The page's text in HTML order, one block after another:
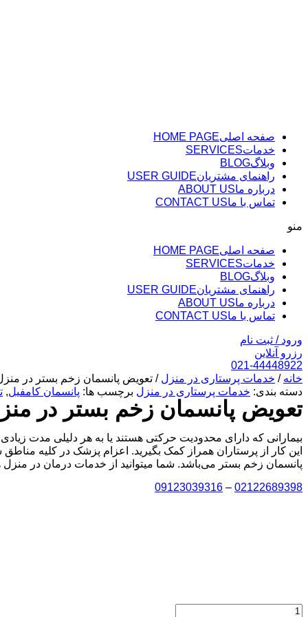
صفحه اصلیHOME PAGE
خدماتSERVICES
وبلاگBLOG
راهنمای مشتریانUSER GUIDE
درباره ماABOUT US
تماس با ماCONTACT US
منو
صفحه اصلیHOME PAGE
خدماتSERVICES
وبلاگBLOG
راهنمای مشتریانUSER GUIDE
درباره ماABOUT US
تماس با ماCONTACT US
ورود / ثبت نام
رزرو آنلاین
021-44448922
خانه / خدمات پرستاری در منزل / تعویض پانسمان زخم بستر در
دسته بندی: خدمات پرستاری در منزل برچسب ها: پانسمان کامفیل,
تعویض پانسمان زخم بستر در
بیمارانی که دارای محدودیت حرکتی هستند یا به هر دلیلی مدت
این کار از پرستاران همراز کمک بگیرید. اعزام پزشک در کلیه
پانسمان زخم بستر می‌باشد. شما میتوانید از خدمات درمان در
02122689398
–
09123039316
تعویض